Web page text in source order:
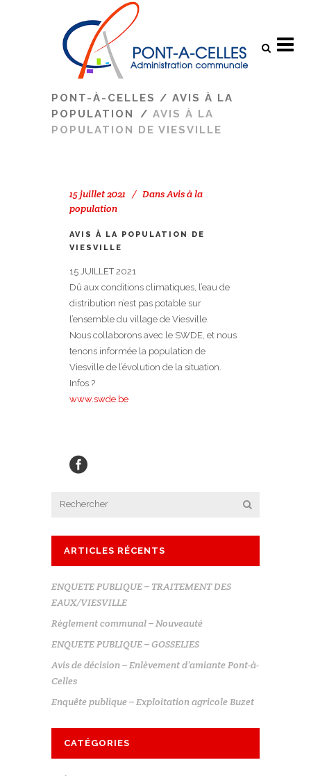
PONT-À-CELLES / AVIS À LA
POPULATION
/ AVIS À LA
POPULATION DE VIESVILLE
15 juillet 2021 DansAvis à la
population
AVIS À LA POPULATION DE
VIESVILLE
15 JUILLET 2021
Dû aux conditions climatiques, l’eau de
distribution n’est pas potable sur
l’ensemble du village de Viesville.
Nous collaborons avec le SWDE, et nous
tenons informée la population de
Viesville de l’évolution de la situation.
Infos ?
www.swde.be
ARTICLES RÉCENTS
ENQUETE PUBLIQUE – TRAITEMENT DES
EAUX/VIESVILLE
Règlement communal – Nouveauté
ENQUETE PUBLIQUE – GOSSELIES
Avis de décision – Enlèvement d’amiante Pont-à-
Celles
Enquête publique – Exploitation agricole Buzet
CATÉGORIES